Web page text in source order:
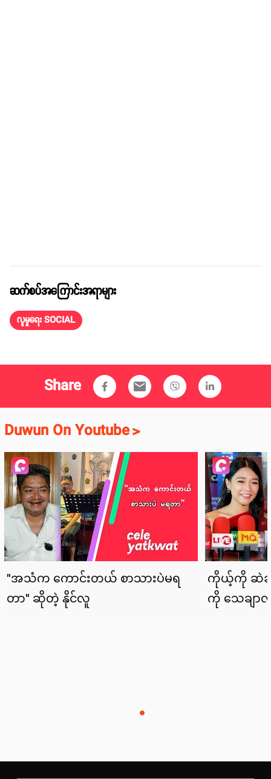
ဆက်စပ်အကြောင်းအရာများ
လူမှုရေး SOCIAL
Share email
Duwun On Youtube>